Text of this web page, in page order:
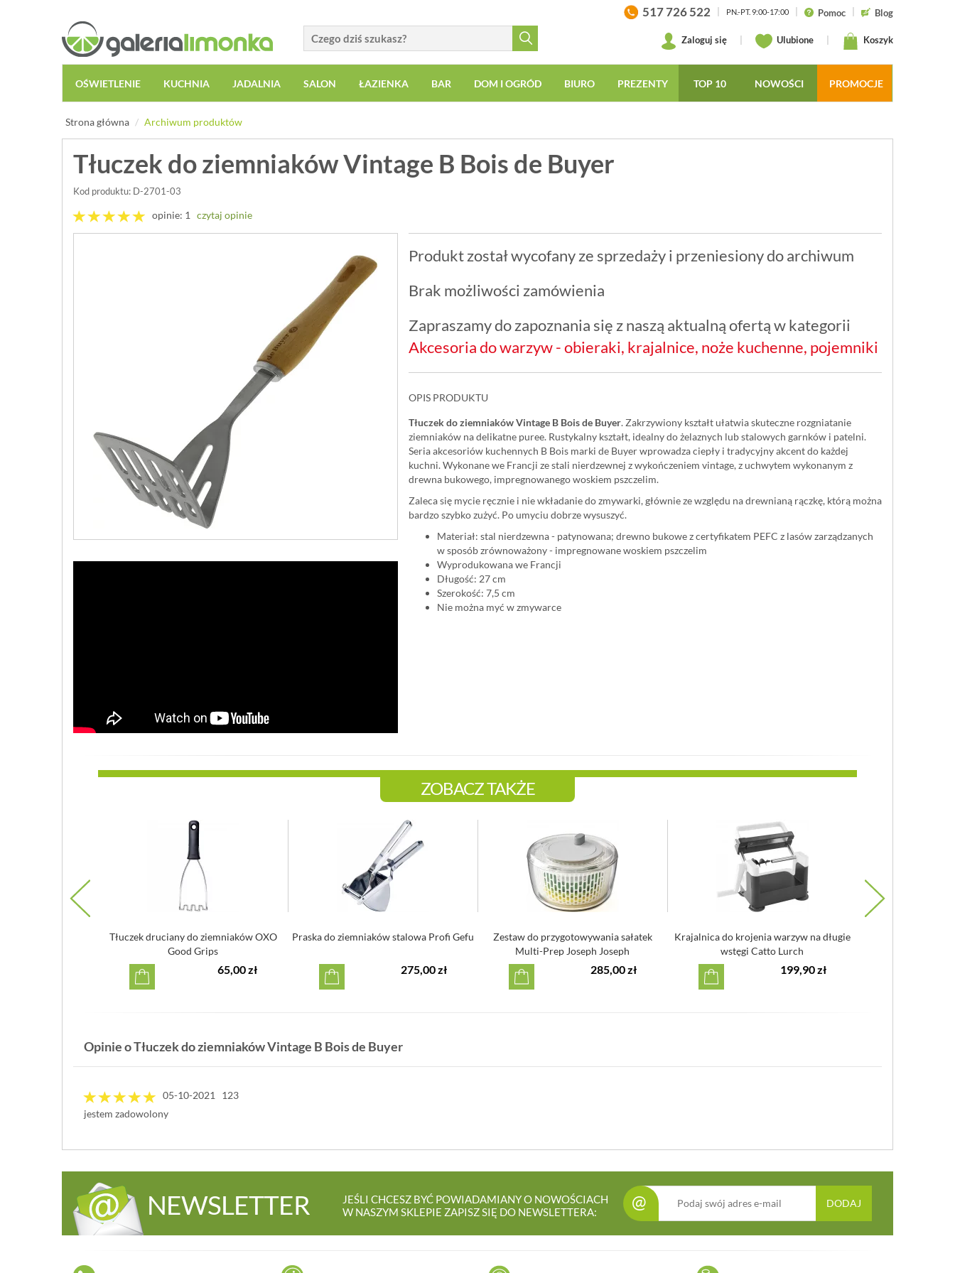
517 726 522 PN.-PT. 9:00-17:00 Pomoc Blog
Zaloguj się Ulubione Koszyk
OŚWIETLENIE KUCHNIA JADALNIA SALON ŁAZIENKA BAR DOM I OGRÓD BIURO PREZENTY TOP 10 NOWOŚCI PROMOCJE
Strona główna Archiwum produktów
Tłuczek do ziemniaków Vintage B Bois de Buyer
Kod produktu: D-2701-03
opinie: 1 czytaj opinie
Produkt został wycofany ze sprzedaży i przeniesiony do archiwum
Brak możliwości zamówienia
Zapraszamy do zapoznania się z naszą aktualną ofertą w kategorii
Akcesoria do warzyw - obieraki, krajalnice, noże kuchenne, pojemniki
OPIS PRODUKTU
Tłuczek do ziemniaków Vintage B Bois de Buyer. Zakrzywiony kształt ułatwia skuteczne rozgniatanie
ziemniaków na delikatne puree. Rustykalny kształt, idealny do żelaznych lub stalowych garnków i patelni.
Seria akcesoriów kuchennych B Bois marki de Buyer wprowadza ciepły i tradycyjny akcent do każdej
kuchni. Wykonane we Francji ze stali nierdzewnej z wykończeniem vintage, z uchwytem wykonanym z
drewna bukowego, impregnowanego woskiem pszczelim.
Zaleca się mycie ręcznie i nie wkładanie do zmywarki, głównie ze względu na drewnianą rączkę, którą można
bardzo szybko zużyć. Po umyciu dobrze wysuszyć.
Materiał: stal nierdzewna - patynowana; drewno bukowe z certyfikatem PEFC z lasów zarządzanych
w sposób zrównoważony - impregnowane woskiem pszczelim
Wyprodukowana we Francji
Długość: 27 cm
Szerokość: 7,5 cm
Nie można myć w zmywarce
ZOBACZ TAKŻE
Tłuczek druciany do ziemniaków OXO
Good Grips
65,00 zł
Praska do ziemniaków stalowa Profi Gefu
275,00 zł
Zestaw do przygotowywania sałatek
Multi-Prep Joseph Joseph
285,00 zł
Krajalnica do krojenia warzyw na długie
wstęgi Catto Lurch
199,90 zł
Opinie o Tłuczek do ziemniaków Vintage B Bois de Buyer
05-10-2021 123
jestem zadowolony
NEWSLETTER
JEŚLI CHCESZ BYĆ POWIADAMIANY O NOWOŚCIACH
W NASZYM SKLEPIE ZAPISZ SIĘ DO NEWSLETTERA:
@ DODAJ